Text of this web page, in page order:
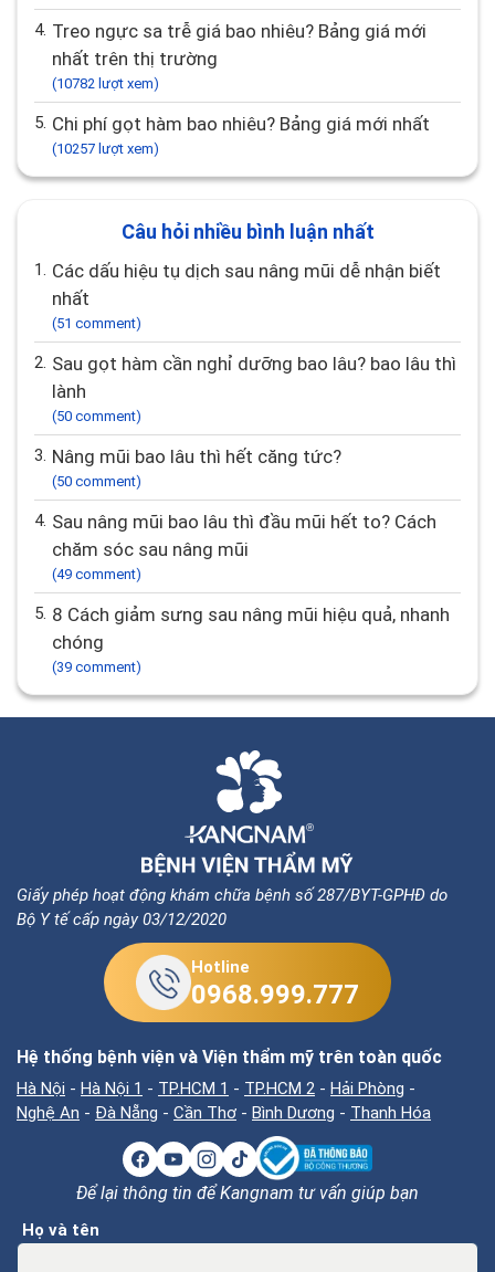
4. Treo ngực sa trễ giá bao nhiêu? Bảng giá mới
nhất trên thị trường
(10782 lượt xem)
5. Chi phí gọt hàm bao nhiêu? Bảng giá mới nhất
(10257 lượt xem)
Câu hỏi nhiều bình luận nhất
1. Các dấu hiệu tụ dịch sau nâng mũi dễ nhận biết
nhất
(51 comment)
2. Sau gọt hàm cần nghỉ dưỡng bao lâu? bao lâu thì
lành
(50 comment)
3. Nâng mũi bao lâu thì hết căng tức?
(50 comment)
4. Sau nâng mũi bao lâu thì đầu mũi hết to? Cách
chăm sóc sau nâng mũi
(49 comment)
5. 8 Cách giảm sưng sau nâng mũi hiệu quả, nhanh
chóng
(39 comment)
Giấy phép hoạt động khám chữa bệnh số 287/BYT-GPHĐ do
Bộ Y tế cấp ngày 03/12/2020
Hotline
0968.999.777
Hệ thống bệnh viện và Viện thẩm mỹ trên toàn quốc
Hà Nội - Hà Nội 1 - TP.HCM 1 - TP.HCM 2 - Hải Phòng -
Nghệ An - Đà Nẵng - Cần Thơ - Bình Dương - Thanh Hóa
Để lại thông tin để Kangnam tư vấn giúp bạn
Họ và tên